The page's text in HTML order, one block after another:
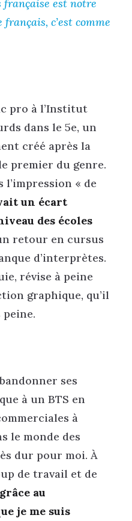
française est notre
c’est comme
pro à l’Institut
dans le 5e, un
créé après la
premier du genre.
l’impression « de
un écart
des écoles
retour en cursus
d’interprètes.
révise à peine
graphique, qu’il
ses
à un BTS en
à
le monde des
dur pour moi. À
de travail et de
au
je me suis